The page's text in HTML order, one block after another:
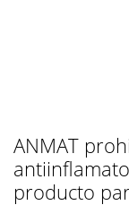
ANMAT
producto